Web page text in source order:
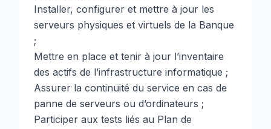
Installer, configurer et mettre à jour les
serveurs physiques et virtuels de la Banque
;
Mettre en place et tenir à jour l’inventaire
des actifs de l’infrastructure informatique ;
Assurer la continuité du service en cas de
panne de serveurs ou d’ordinateurs ;
Participer aux tests liés au Plan de